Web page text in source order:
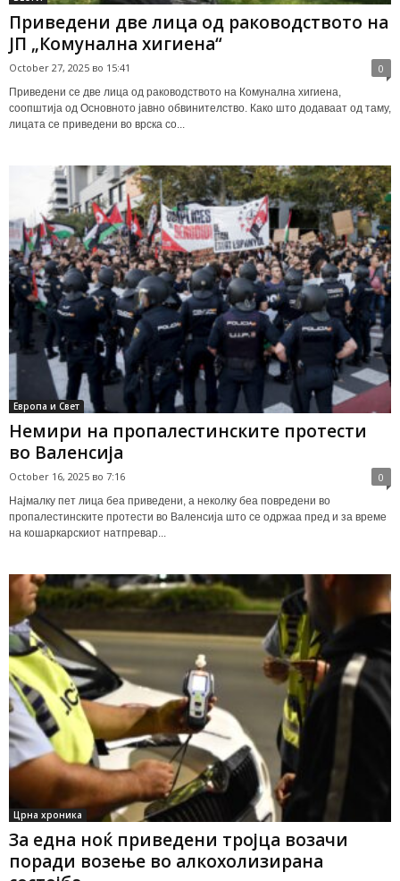
Приведени две лица од раководството на
ЈП „Комунална хигиена“
October 27, 2025 во 15:41 0
Приведени се две лица од раководството на Комунална хигиена,
соопштија од Основното јавно обвинителство. Како што додаваат од таму,
лицата се приведени во врска со...
Европа и Свет
Немири на пропалестинските протести
во Валенсија
October 16, 2025 во 7:16 0
Најмалку пет лица беа приведени, а неколку беа повредени во
пропалестинските протести во Валенсија што се одржаа пред и за време
на кошаркарскиот натпревар...
Црна хроника
За една ноќ приведени тројца возачи
поради возење во алкохолизирана